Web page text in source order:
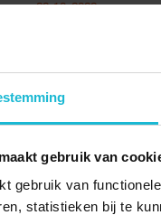
gebruik van
gebruik van
statistieken bij te
28-10-2022